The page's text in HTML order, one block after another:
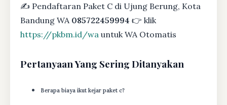
✍ Pendaftaran Paket C di Ujung Berung, Kota
Bandung WA 085722459994 👉 klik
https://pkbm.id/wa untuk WA Otomatis
Pertanyaan Yang Sering Ditanyakan
Berapa biaya ikut kejar paket c?